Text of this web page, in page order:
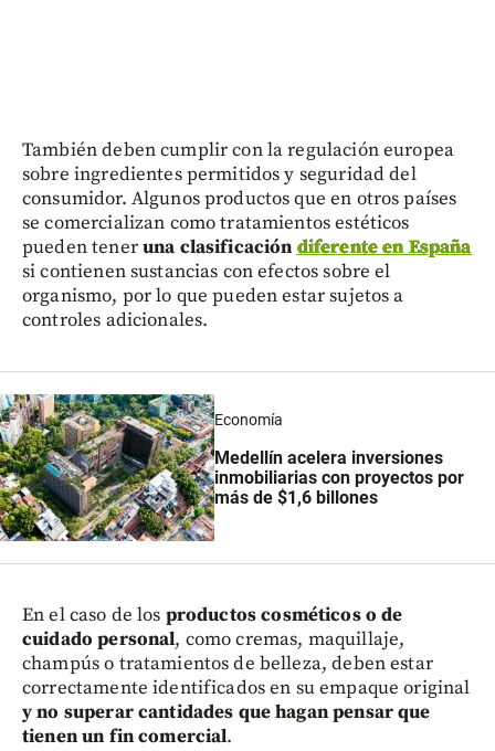
También deben cumplir con la regulación europea
sobre ingredientes permitidos y seguridad del
consumidor. Algunos productos que en otros países
se comercializan como tratamientos estéticos
pueden teneruna clasificación diferente en España
si contienen sustancias con efectos sobre el
organismo, por lo que pueden estar sujetos a
controles adicionales.
Economía
Medellín acelera inversiones
inmobiliarias con proyectos por
más de $1,6 billones
En el caso de los productos cosméticos o de
cuidado personal, como cremas, maquillaje,
champús o tratamientos de belleza, deben estar
correctamente identificados en su empaque original
y no superar cantidades que hagan pensar que
tienen un fin comercial.